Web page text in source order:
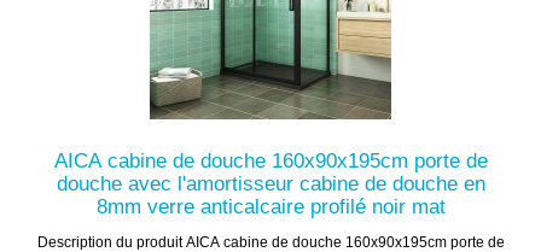
AICA cabine de douche 160x90x195cm porte de
douche avec l'amortisseur cabine de douche en
8mm verre anticalcaire profilé noir mat
Description du produit AICA cabine de douche 160x90x195cm porte de